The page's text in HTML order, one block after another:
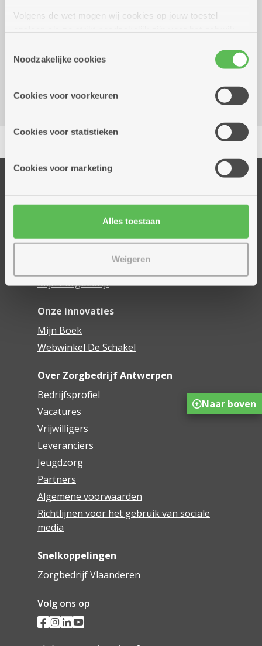
Volgens de wet mogen wij cookies op jouw toestel
cookies hebben we jouw toestemming nodig. Sommige
cookies worden geplaatst door derde partijen die een
informatie over jouw (geanonimiseerd) gebruik van onze
partners kunnen deze gegevens combineren met andere
Noodzakelijke cookies
Cookies voor voorkeuren
Cookies voor statistieken
Cookies voor marketing
Alles toestaan
Weigeren
Dienstencentrum De Brem
2170 Merksem
Delen
Thuisdiensten
Dienstencentra
Financieel comfort
Mijn Zorgbedrijf
Onze innovaties
Mijn Boek
Webwinkel De Schakel
Over Zorgbedrijf Antwerpen
Bedrijfsprofiel
Vacatures
Vrijwilligers
Leveranciers
Jeugdzorg
Partners
Algemene voorwaarden
Richtlijnen voor het gebruik van sociale
media
Snelkoppelingen
Zorgbedrijf Vlaanderen
Volg ons op
Naar boven